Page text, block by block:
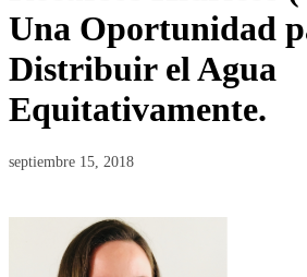
Una Oportunidad
Distribuir el Agua
Equitativamente.
septiembre 15, 2018